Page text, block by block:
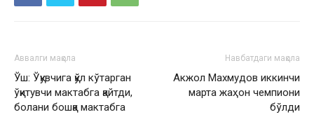
Аввалги мақола
Ўш: Ўқувчига қўл кўтарган
ўқитувчи мактабга қайтди,
болани бошқа мактабга
Навбатдаги мақола
Акжол Махмудов иккинчи
марта жаҳон чемпиони
бўлди